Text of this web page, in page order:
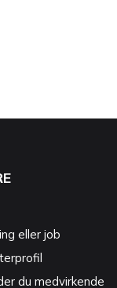
eller job
du medvirkende